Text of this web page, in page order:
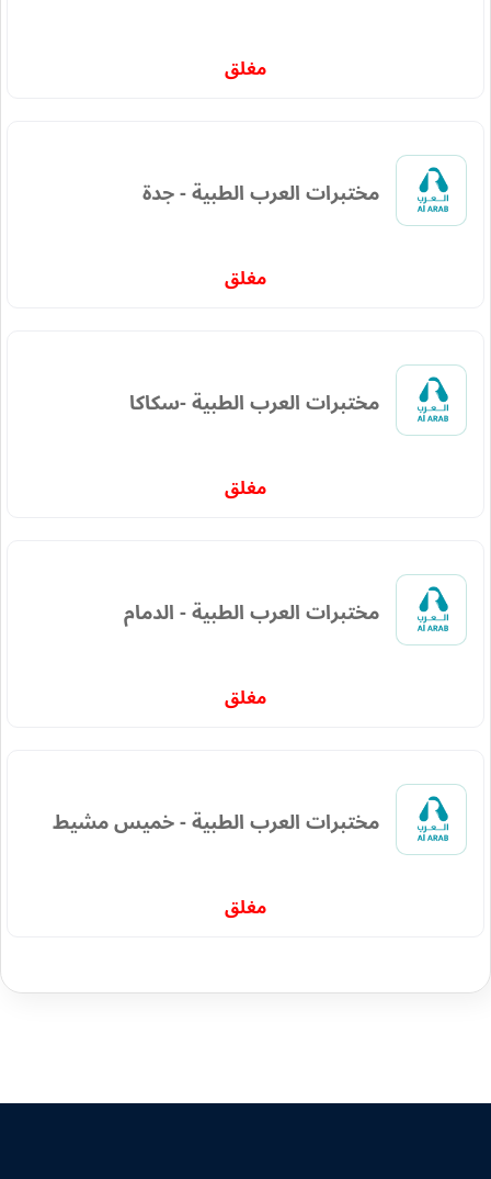
مغلق
مختبرات العرب الطبية - جدة
مغلق
مختبرات العرب الطبية -سكاكا
مغلق
مختبرات العرب الطبية - الدمام
مغلق
مختبرات العرب الطبية - خميس مشيط
مغلق